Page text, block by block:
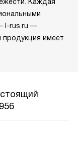
l-rus.ru —
продукция имеет